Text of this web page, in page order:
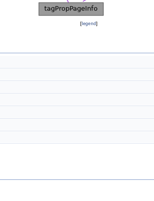
[legend]